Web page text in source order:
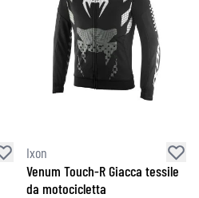
Ixon
Venum Touch-R Giacca tessile
da motocicletta